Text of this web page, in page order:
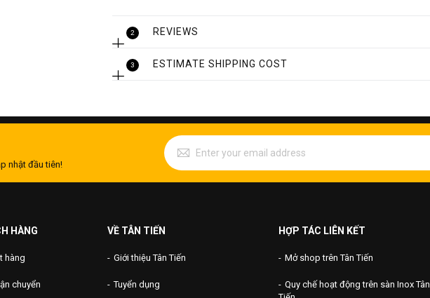
2 REVIEWS
3 ESTIMATE SHIPPING COST
nhật đầu tiên!
HÀNG
hàng
chuyển
VỀ TÂN TIẾN
Giới thiệu Tân Tiến
Tuyển dụng
HỢP TÁC LIÊN KẾT
Mở shop trên Tân Tiến
Quy chế hoạt động trên sàn Inox Tân